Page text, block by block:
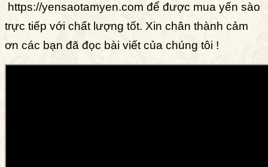
https://yensaotamyen.com để được mua yến sào
trực tiếp với chất lượng tốt. Xin chân thành cảm
ơn các bạn đã đọc bài viết của chúng tôi !